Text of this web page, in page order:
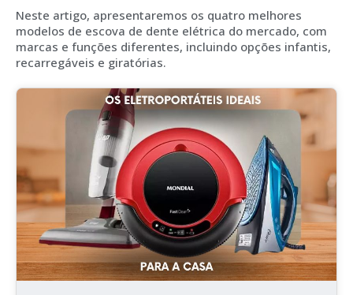
Neste artigo, apresentaremos os quatro melhores
modelos de escova de dente elétrica do mercado, com
marcas e funções diferentes, incluindo opções infantis,
recarregáveis e giratórias.